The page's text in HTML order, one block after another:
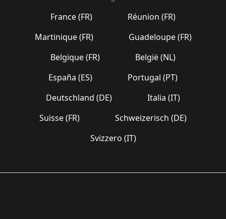
France (FR)
Réunion (FR)
Martinique (FR)
Guadeloupe (FR)
Belgique (FR)
België (NL)
España (ES)
Portugal (PT)
Deutschland (DE)
Italia (IT)
Suisse (FR)
Schweizerisch (DE)
Svizzero (IT)